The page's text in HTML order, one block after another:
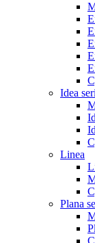
Idea
Linea
Plana